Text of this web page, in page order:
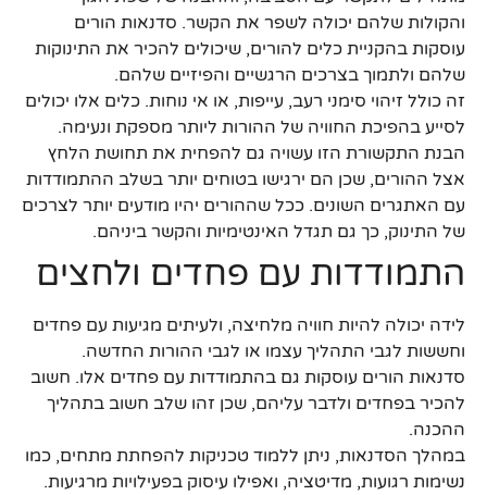
והקולות שלהם יכולה לשפר את הקשר. סדנאות הורים
עוסקות בהקניית כלים להורים, שיכולים להכיר את התינוקות
שלהם ולתמוך בצרכים הרגשיים והפיזיים שלהם.
זה כולל זיהוי סימני רעב, עייפות, או אי נוחות. כלים אלו יכולים
לסייע בהפיכת החוויה של ההורות ליותר מספקת ונעימה.
הבנת התקשורת הזו עשויה גם להפחית את תחושת הלחץ
אצל ההורים, שכן הם ירגישו בטוחים יותר בשלב ההתמודדות
עם האתגרים השונים. ככל שההורים יהיו מודעים יותר לצרכים
של התינוק, כך גם תגדל האינטימיות והקשר ביניהם.
התמודדות עם פחדים ולחצים
לידה יכולה להיות חוויה מלחיצה, ולעיתים מגיעות עם פחדים
וחששות לגבי התהליך עצמו או לגבי ההורות החדשה.
סדנאות הורים עוסקות גם בהתמודדות עם פחדים אלו. חשוב
להכיר בפחדים ולדבר עליהם, שכן זהו שלב חשוב בתהליך
ההכנה.
במהלך הסדנאות, ניתן ללמוד טכניקות להפחתת מתחים, כמו
נשימות רגועות, מדיטציה, ואפילו עיסוק בפעילויות מרגיעות.